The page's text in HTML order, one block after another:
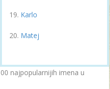
Karlo
Matej
najpopularnijih imena u